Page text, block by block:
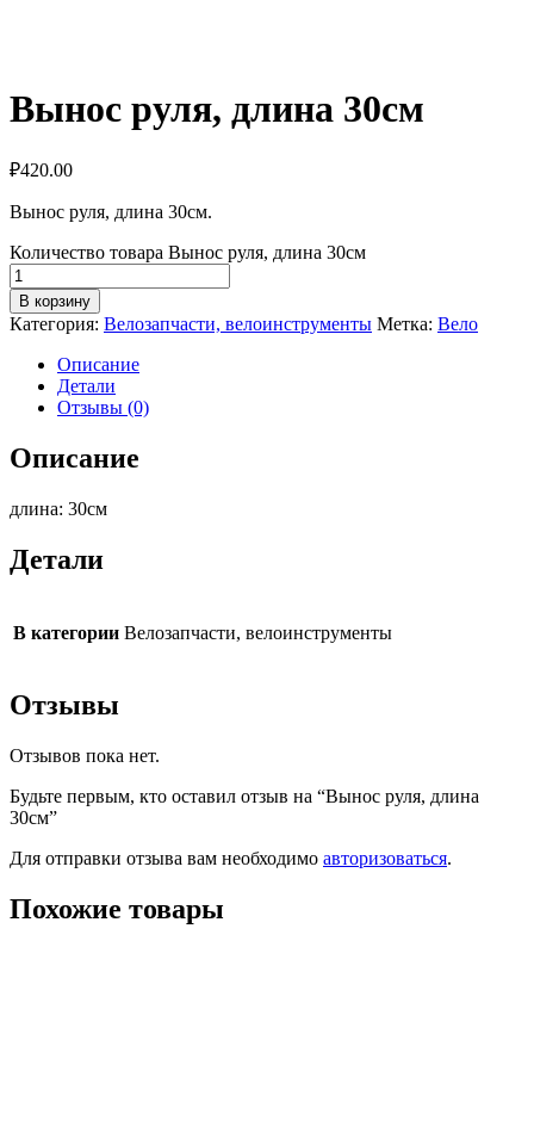
Вынос руля, длина 30см
₽420.00
Вынос руля, длина 30см.
Количество товара Вынос руля, длина 30см
В корзину
Категория: Велозапчасти, велоинструменты Метка: Вело
Описание
Детали
Отзывы (0)
Описание
длина: 30см
Детали
В категории Велозапчасти, велоинструменты
Отзывы
Отзывов пока нет.
Будьте первым, кто оставил отзыв на “Вынос руля, длина
30см”
Для отправки отзыва вам необходимо авторизоваться.
Похожие товары